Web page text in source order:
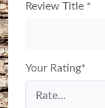
Review Title *
Your Rating*